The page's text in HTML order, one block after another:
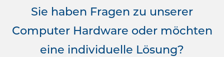
Sie haben Fragen zu unserer
Computer Hardware oder möchten
eine individuelle Lösung?